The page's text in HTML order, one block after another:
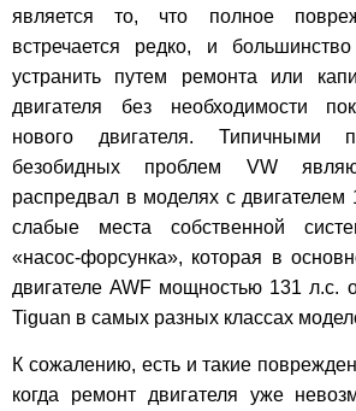
является то, что полное
встречается редко, и
устранить путем ремонта или
двигателя без необходимости
нового двигателя. Типичными
безобидных проблем VW
распредвал в моделях с двигателем
слабые места собственной
«насос-форсунка», которая в
двигателе AWF мощностью 131 л.с.
Tiguan в самых разных классах
К сожалению, есть и такие
когда ремонт двигателя уже